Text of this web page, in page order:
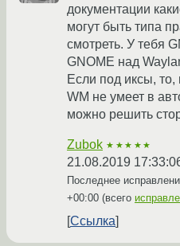
документации
могут быть типа
смотреть. У тебя
GNOME над
Eсли под иксы,
WM не умеет в
можно решить
Zubok ★★★★★
21.08.2019
Последнее
+00:00 (всего
Ссылка